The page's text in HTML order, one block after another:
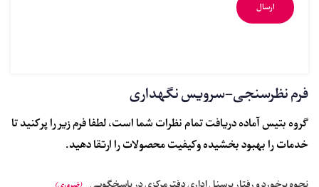
فرم نظرسنجی-سرویس نگهداری
گروه بتیس آماده دریافت تمام نظرات شما است، لطفا فرم زیر را پر کنید تا
خدمات را بهبود بخشیده و کیفیت محصولات را ارتقا دهید.